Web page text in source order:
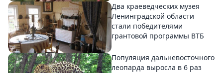
Два краеведческих музея
Ленинградской области
стали победителями
грантовой программы ВТБ
Популяция дальневосточного
леопарда выросла в 6 раз